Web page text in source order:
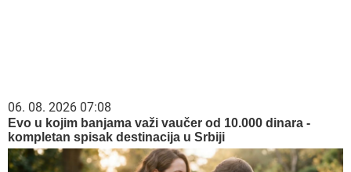
06. 08. 2026 07:08
Evo u kojim banjama važi vaučer od 10.000 dinara -
kompletan spisak destinacija u Srbiji